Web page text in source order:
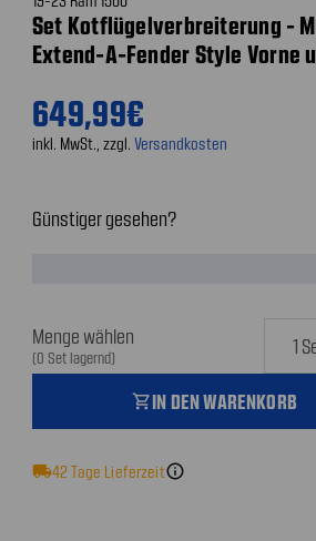
Set Kotflügelverbreiterung -
Extend-A-Fender Style Vorne
649,99€
inkl. MwSt., zzgl. Versandkosten
Günstiger gesehen?
Menge wählen
(0 Set lagernd)
shopping_cartIN DEN WARENKORB
local_shipping42Tage Lieferzeitinfo